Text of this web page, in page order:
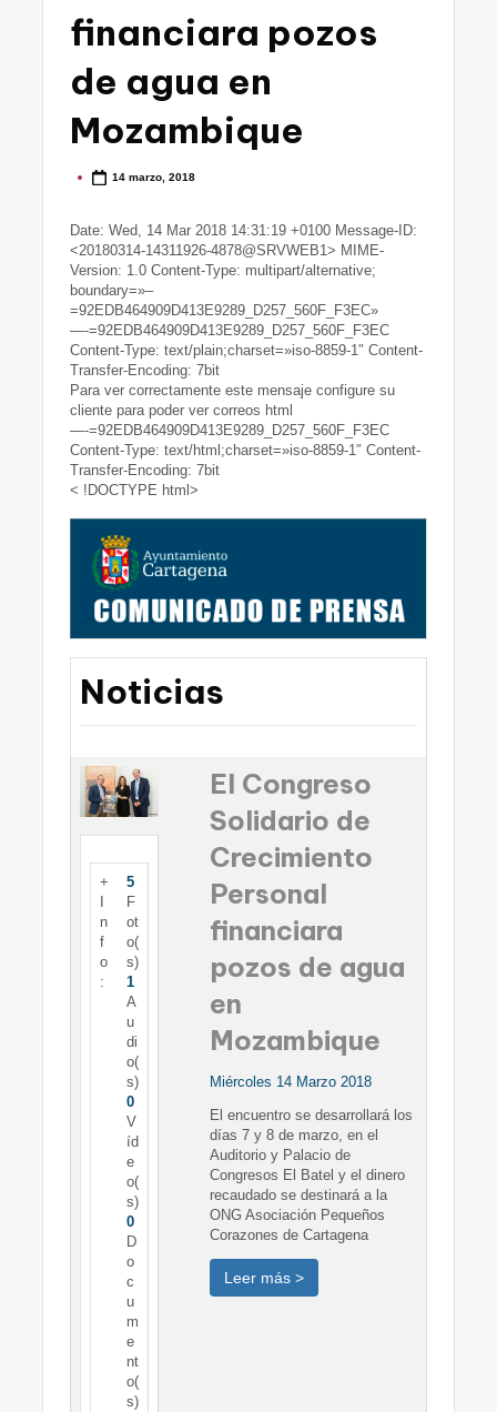
financiara pozos
de agua en
Mozambique
Publicado14 marzo, 2018
Date: Wed, 14 Mar 2018 14:31:19 +0100 Message-ID:
<20180314-14311926-4878@SRVWEB1> MIME-
Version: 1.0 Content-Type: multipart/alternative;
boundary=»–
=92EDB464909D413E9289_D257_560F_F3EC»
—-=92EDB464909D413E9289_D257_560F_F3EC
Content-Type: text/plain;charset=»iso-8859-1″ Content-
Transfer-Encoding: 7bit
Para ver correctamente este mensaje configure su
cliente para poder ver correos html
—-=92EDB464909D413E9289_D257_560F_F3EC
Content-Type: text/html;charset=»iso-8859-1″ Content-
Transfer-Encoding: 7bit
< !DOCTYPE html>
Noticias
+
n
f
o
:
5
F
ot
o(
s)
1
A
u
di
o(
s)
0
V
íd
e
o(
s)
0
D
o
c
u
m
e
nt
o(
s)
El Congreso
Solidario de
Crecimiento
Personal
financiara
pozos de agua
en
Mozambique
Miércoles 14 Marzo 2018
El encuentro se desarrollará los
días 7 y 8 de marzo, en el
Auditorio y Palacio de
Congresos El Batel y el dinero
recaudado se destinará a la
ONG Asociación Pequeños
Corazones de Cartagena
Leer más >